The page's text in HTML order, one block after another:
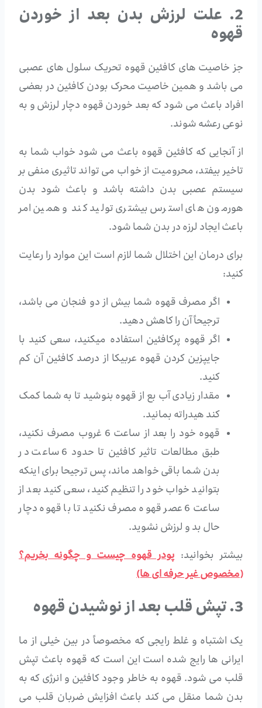
2. علت لرزش بدن بعد از خوردن
قهوه
جز خاصیت های کافئین قهوه تحریک سلول های عصبی
می باشد و همین خاصیت محرک بودن کافئین در بعضی
افراد باعث می شود که بعد خوردن قهوه دچار لرزش و به
نوعی رعشه شوند.
از آنجایی که کافئین قهوه باعث می شود خواب شما به
تاخیر بیفتد، محرومیت از خواب می تواند تاثیری منفی بر
سیستم عصبی بدن داشته باشد و باعث شود بدن
هورمون های استرس بیشتری تولید کند و همین امر
باعث ایجاد لرزه در بدن شما شود.
برای درمان این اختلال شما لازم است این موارد را رعایت
کنید:
اگر مصرف قهوه شما بیش از دو فنجان می باشد،
ترجیحاً آن را کاهش دهید.
اگر قهوه پرکافئین استفاده میکنید، سعی کنید با
جایپزین کردن قهوه عربیکا از درصد کافئین آن کم
کنید.
مقدار زیادی آب بع از قهوه بنوشید تا به شما کمک
کند هیدراته بمانید.
قهوه خود را بعد از ساعت 6 غروب مصرف نکنید،
طبق مطالعات تاثیر کافئین تا حدود 6 ساعت در
بدن شما باقی خواهد ماند، پس ترجیحا برای اینکه
بتوانید خواب خود را تنظیم کنید، سعی کنید بعد از
ساعت 6 عصر قهوه مصرف نکنید تا با قهوه دچار
حال بد و لرزش نشوید.
بیشتر بخوانید: پودر قهوه چیست و چگونه بخریم؟
(مخصوص غیر حرفه ای ها)
3. تپش قلب بعد از نوشیدن قهوه
یک اشتباه و غلط رایجی که مخصوصاً در بین خیلی از ما
ایرانی ها رایج شده است این است که قهوه باعث تپش
قلب می شود. قهوه به خاطر وجود کافئین و انرژی که به
بدن شما منقل می کند باعث افزایش ضربان قلب می